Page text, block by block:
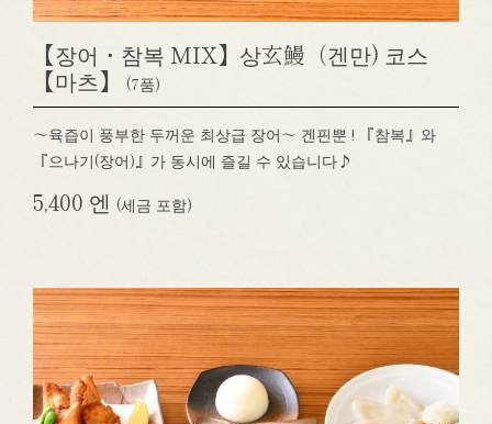
【장어・참복 MIX】상玄鰻（겐만) 코스
【마츠】
(7품)
～육즙이 풍부한 두꺼운 최상급 장어～ 겐핀뿐 ! 『참복』와
『으나기(장어)』가 동시에 즐길 수 있습니다♪
5,400 엔 (세금 포함)